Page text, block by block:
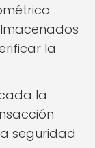
la
la
seguridad